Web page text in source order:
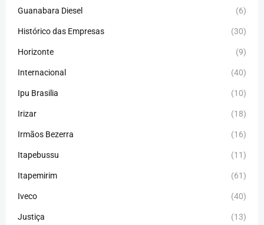
Guanabara Diesel (6)
Histórico das Empresas (30)
Horizonte (9)
Internacional (40)
Ipu Brasilia (10)
Irizar (18)
Irmãos Bezerra (16)
Itapebussu (11)
Itapemirim (61)
Iveco (40)
Justiça (13)